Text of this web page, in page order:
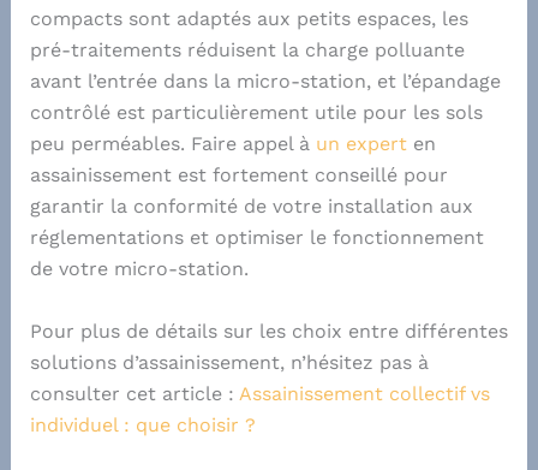
compacts sont adaptés aux petits espaces, les
pré-traitements réduisent la charge polluante
avant l’entrée dans la micro-station, et l’épandage
contrôlé est particulièrement utile pour les sols
peu perméables. Faire appel à un experten
assainissement est fortement conseillé pour
garantir la conformité de votre installation aux
réglementations et optimiser le fonctionnement
de votre micro-station.
Pour plus de détails sur les choix entre différentes
solutions d’assainissement, n’hésitez pas à
consulter cet article : Assainissement collectif vs
individuel : que choisir ?